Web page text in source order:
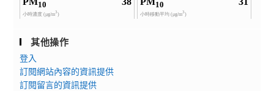
其他操作
登入
訂閱網站內容的資訊提供
訂閱留言的資訊提供